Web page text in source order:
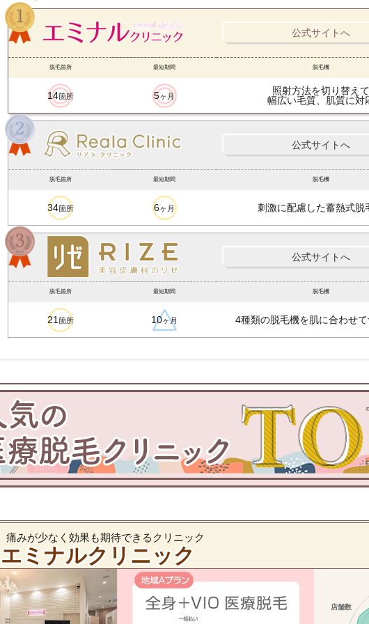
公式サイトへ
脱毛箇所 最短期間 脱毛機
14箇所 5ヶ月
照射方法を切り替えて
幅広い毛質、肌質に対
公式サイトへ
脱毛箇所 最短期間 脱毛機
34箇所 6ヶ月 刺激に配慮した蓄熱式脱
公式サイトへ
脱毛箇所 最短期間 脱毛機
21 箇所 10ヶ月 4種類の脱毛機を肌に合わせ
痛みが少なく効果も期待できるクリニック
エミナルクリニック